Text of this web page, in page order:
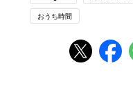
おうち時間